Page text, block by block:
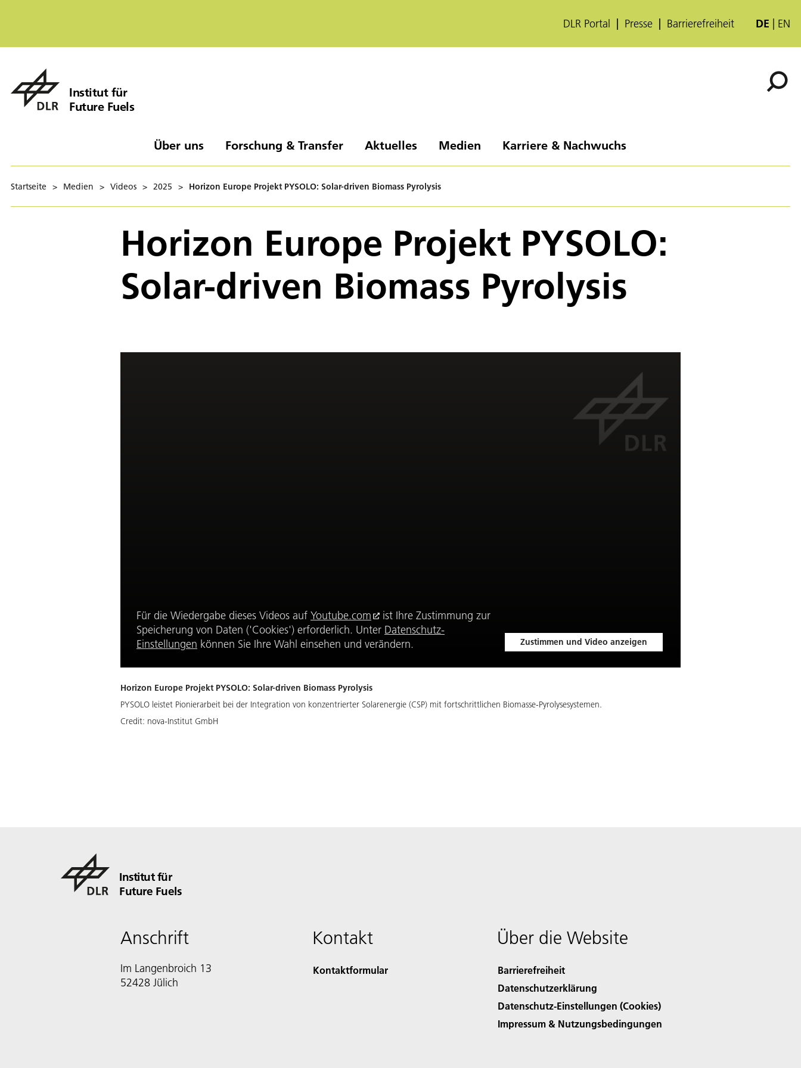
DLR Portal Presse Barrierefreiheit DE EN
Institut für
Future Fuels
Über uns Forschung & Transfer Aktuelles Medien Karriere & Nachwuchs
Startseite > Medien > Videos > 2025 > Horizon Europe Projekt PYSOLO: Solar-driven Biomass Pyrolysis
Horizon Europe Projekt PYSOLO:
Solar-driven Biomass Pyrolysis
Für die Wiedergabe dieses Videos auf Youtube.com
ist Ihre Zustimmung zur
Speicherung von Daten ('Cookies') erforderlich. Unter Datenschutz-
Einstellungen können Sie Ihre Wahl einsehen und verändern. Zustimmen und Video anzeigen
Horizon Europe Projekt PYSOLO: Solar-driven Biomass Pyrolysis
PYSOLO leistet Pionierarbeit bei der Integration von konzentrierter Solarenergie (CSP) mit fortschrittlichen Biomasse-Pyrolysesystemen.
Credit: nova-Institut GmbH
Institut für
Future Fuels
Anschrift
Im Langenbroich 13
52428 Jülich
Kontakt
Kontaktformular
Über die Website
Barrierefreiheit
Datenschutzerklärung
Datenschutz-Einstellungen (Cookies)
Impressum & Nutzungsbedingungen